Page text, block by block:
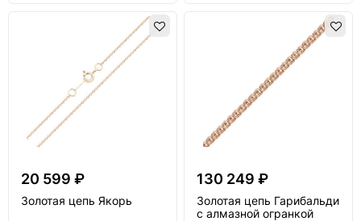
20 599 ₽
Золотая цепь Якорь
130 249 ₽
Золотая цепь Гарибальди
с алмазной огранкой